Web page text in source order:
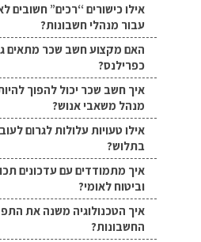
אילו כישורים “רכים” חשובים
עבור מנהלי חשבונות?
האם מקצוע חשב שכר מתאים
כפרילנס?
איך חשב שכר יכול להפוך
מנהל משאבי אנוש?
אילו טעויות עלולות לגרום
בתלוש?
איך מתמודדים עם עדכונים
וביטוח לאומי?
איך הטכנולוגיה משנה את
החשבונות?